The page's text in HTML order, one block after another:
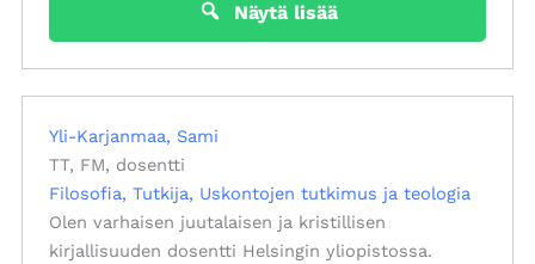
Näytä lisää
Yli-Karjanmaa, Sami
TT, FM, dosentti
Filosofia Tutkija Uskontojen tutkimus ja teologia
Olen varhaisen juutalaisen ja kristillisen
kirjallisuuden dosentti Helsingin yliopistossa.